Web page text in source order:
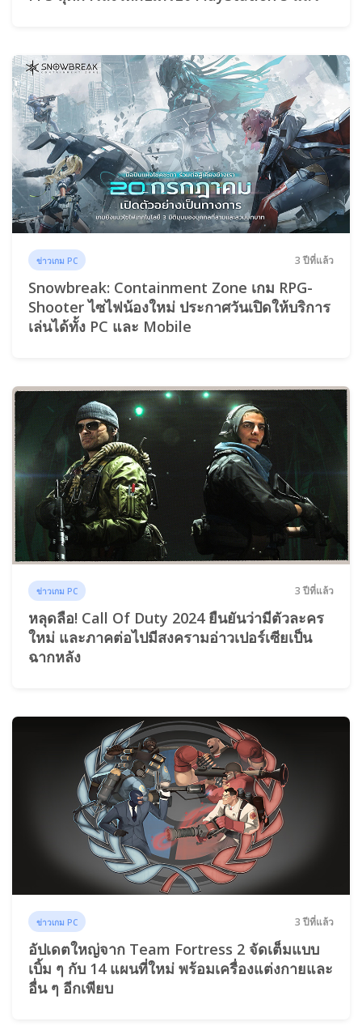
ข่าวเกม PC 3 ปีที่แล้ว
Snowbreak: Containment Zone เกม RPG-
Shooter ไซไฟน้องใหม่ ประกาศวันเปิดให้บริการ
เล่นได้ทั้ง PC และ Mobile
ข่าวเกม PC 3 ปีที่แล้ว
หลุดลือ! Call Of Duty 2024 ยืนยันว่ามีตัวละคร
ใหม่ และภาคต่อไปมีสงครามอ่าวเปอร์เซียเป็น
ฉากหลัง
ข่าวเกม PC 3 ปีที่แล้ว
อัปเดตใหญ่จาก Team Fortress 2 จัดเต็มแบบ
เบิ้ม ๆ กับ 14 แผนที่ใหม่ พร้อมเครื่องแต่งกายและ
อื่น ๆ อีกเพียบ